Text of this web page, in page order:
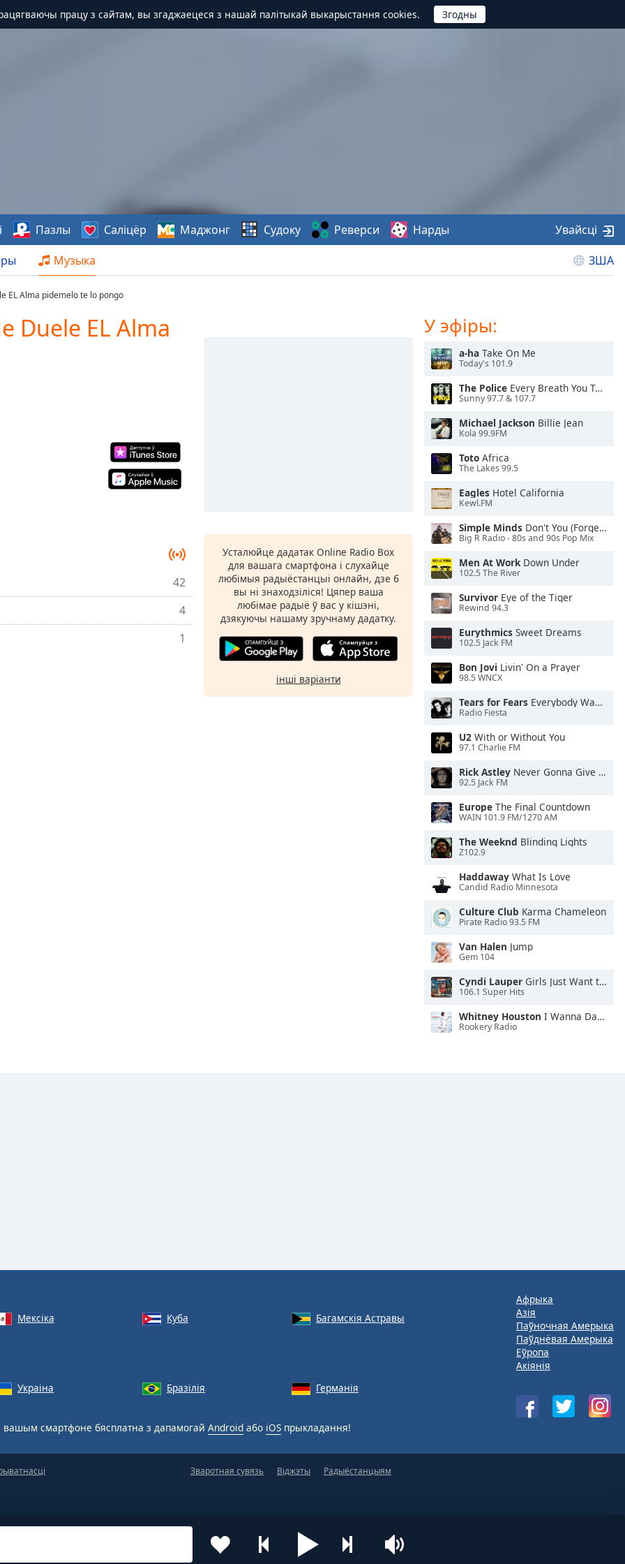
працу з сайтам, вы згаджаецеся з нашай палітыкай выкарыстання cookies.
Музыка ЗША
Пазлы Саліцёр Маджонг Судоку Реверси Нарды Увайсці
EL Alma pidemelo te lo pongo
Duele EL Alma
42
4
1
Усталюйце дадатак Online Radio Box
для вашага смартфона і слухайце
любімыя радыёстанцыі онлайн, дзе б
вы ні знаходзіліся! Цяпер ваша
любімае радыё ў вас у кішэні,
дзякуючы нашаму зручнаму дадатку.
інші варіанти
У эфіры:
a-ha Take On Me
Today's 101.9
The Police Every Breath You Take
Sunny 97.7 & 107.7
Michael Jackson Billie Jean
Kola 99.9FM
Toto Africa
The Lakes 99.5
Eagles Hotel California
Kewl.FM
Simple Minds Don't You (Forget About Me)
Big R Radio - 80s and 90s Pop Mix
Men At WorkDown Under
102.5 The River
Survivor Eye of the Tiger
Rewind 94.3
Eurythmics Sweet Dreams
102.5 Jack FM
Bon Jovi Livin' On a Prayer
98.5 WNCX
Tears for Fears Everybody Wants To Rule the World
Radio Fiesta
U2 With or Without You
97.1 Charlie FM
Rick Astley Never Gonna Give You Up
92.5 Jack FM
Europe The Final Countdown
WAIN 101.9 FM/1270 AM
The Weeknd Blinding Lights
Z102.9
Haddaway What Is Love
Candid Radio Minnesota
Culture Club Karma Chameleon
Pirate Radio 93.5 FM
Van Halen Jump
Gem 104
Cyndi Lauper Girls Just Want to Have Fun
106.1 Super Hits
Whitney Houston I Wanna Dance With Somebody
Rookery Radio
Мексіка Куба
Багамскія Астравы
Украіна Бразілія Германія
вашым смартфоне бясплатна з дапамогай Android або iOS прыкладання!
Афрыка
Азія
Паўночная Амерыка
Паўднёвая Амерыка
Еўропа
Акіянія
Зваротная сувязь Віджэты Радыёстанцыям